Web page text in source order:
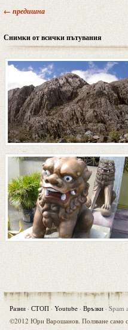
← предишна
Снимки от всички пътувания
Разни · СТОП · Youtube · Връзки · Spam
©2012 Юри Варошанов. Ползване само